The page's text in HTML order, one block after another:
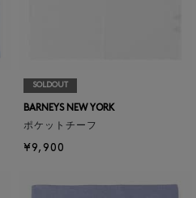
SOLDOUT
BARNEYS NEW YORK
ポケットチーフ
¥9,900